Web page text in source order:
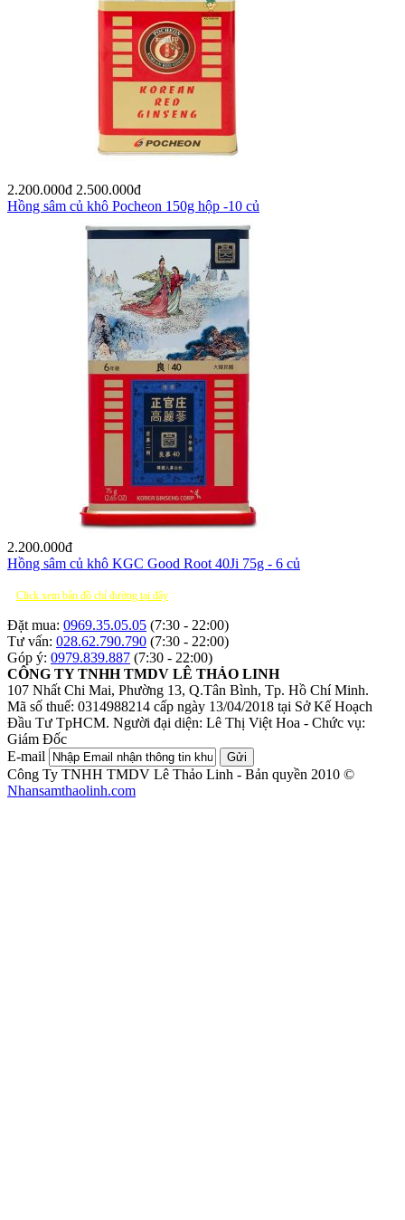
2.200.000đ 2.500.000đ
Hồng sâm củ khô Pocheon 150g hộp -10 củ
2.200.000đ
Hồng sâm củ khô KGC Good Root 40Ji 75g - 6 củ
Click xem bản đồ chỉ đường tại đây
Đặt mua: 0969.35.05.05 (7:30 - 22:00)
Tư vấn: 028.62.790.790 (7:30 - 22:00)
Góp ý: 0979.839.887 (7:30 - 22:00)
CÔNG TY TNHH TMDV LÊ THẢO LINH
107 Nhất Chi Mai, Phường 13, Q.Tân Bình, Tp. Hồ Chí Minh.
Mã số thuế: 0314988214 cấp ngày 13/04/2018 tại Sở Kế Hoạch
Đầu Tư TpHCM. Người đại diện: Lê Thị Việt Hoa - Chức vụ:
Giám Đốc
E-mail
Gửi
Công Ty TNHH TMDV Lê Thảo Linh - Bản quyền 2010 ©
Nhansamthaolinh.com